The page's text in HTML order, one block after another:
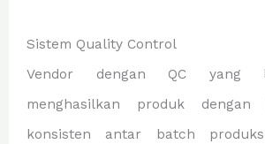
Sistem Quality Control
Vendor dengan QC yang
menghasilkan produk
konsisten antar batch